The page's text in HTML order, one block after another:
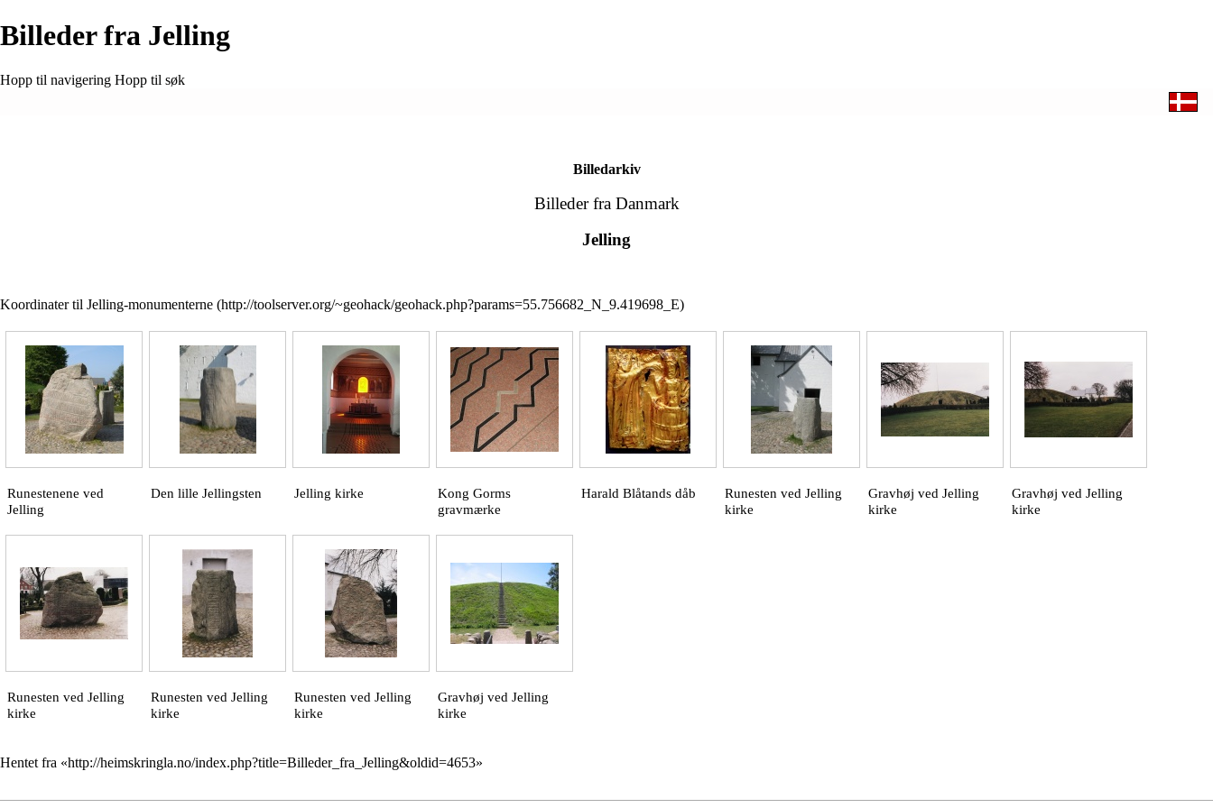
Billeder fra Jelling
Hopp til navigering Hopp til søk
Billedarkiv
Billeder fra Danmark
Jelling
Koordinater til Jelling-monumenterne
Runestenene ved
Jelling
Den lille Jellingsten Jelling kirke
Kong Gorms
gravmærke
Harald Blåtands dåb
Runesten ved Jelling
kirke
Gravhøj ved Jelling
kirke
Gravhøj ved Jelling
kirke
Runesten ved Jelling
kirke
Runesten ved Jelling
kirke
Runesten ved Jelling
kirke
Gravhøj ved Jelling
kirke
Hentet fra «http://heimskringla.no/index.php?title=Billeder_fra_Jelling&oldid=4653»